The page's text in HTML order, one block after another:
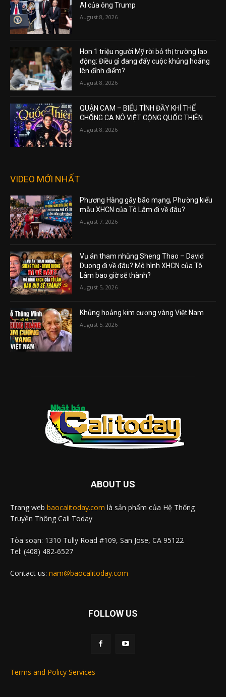
AI của ông Trump
August 8, 2026
Hơn 1 triệu người Mỹ rời bỏ thị trường lao
động: Điều gì đang đẩy cuộc khủng hoảng
lên đỉnh điểm?
August 8, 2026
QUẬN CAM – BIỂU TÌNH ĐẦY KHÍ THẾ
CHỐNG CA NÔ VIỆT CỘNG QUỐC THIÊN
August 8, 2026
VIDEO MỚI NHẤT
Phương Hằng gây bão mạng, Phường kiểu
mẫu XHCN của Tô Lâm đi về đâu?
August 7, 2026
Vụ án tham nhũng Sheng Thao – David
Duong đi về đâu? Mô hình XHCN của Tô
Lâm bao giờ sẽ thành?
August 5, 2026
Khủng hoảng kim cương vàng Việt Nam
August 5, 2026
ABOUT US
Trang web baocalitoday.com là sản phẩm của Hệ Thống
Truyền Thông Cali Today
Tòa soạn: 1310 Tully Road #109, San Jose, CA 95122
Tel: (408) 482-6527
Contact us: nam@baocalitoday.com
FOLLOW US
Terms and Policy Services